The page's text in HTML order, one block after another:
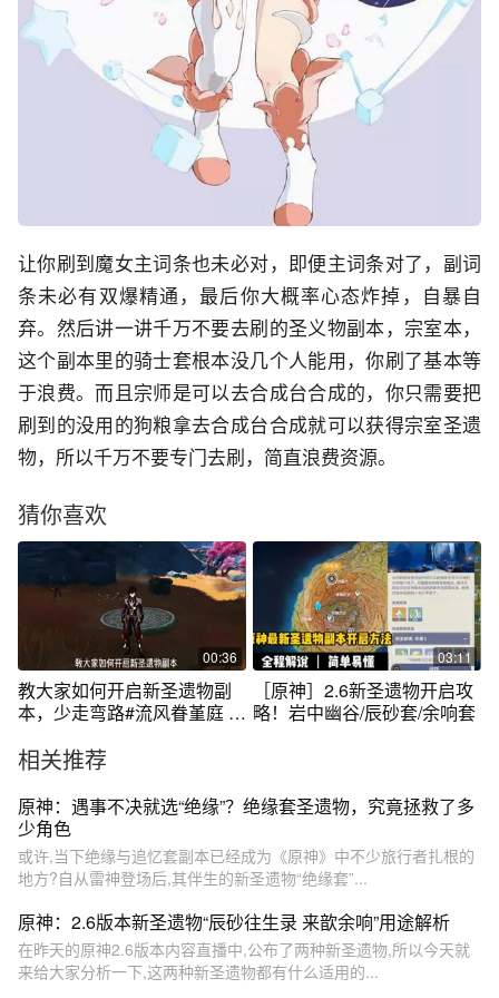
让你刷到魔女主词条也未必对，即便主词条对了，副词
条未必有双爆精通，最后你大概率心态炸掉，自暴自
弃。然后讲一讲千万不要去刷的圣义物副本，宗室本，
这个副本里的骑士套根本没几个人能用，你刷了基本等
于浪费。而且宗师是可以去合成台合成的，你只需要把
刷到的没用的狗粮拿去合成台合成就可以获得宗室圣遗
物，所以千万不要专门去刷，简直浪费资源。
猜你喜欢
00:36
教大家如何开启新圣遗物副
本，少走弯路#流风眷堇庭 #
03:11
［原神］2.6新圣遗物开启攻
略！岩中幽谷/辰砂套/余响套
相关推荐
原神：遇事不决就选“绝缘”？绝缘套圣遗物，究竟拯救了多
少角色
或许,当下绝缘与追忆套副本已经成为《原神》中不少旅行者扎根的
地方?自从雷神登场后,其伴生的新圣遗物“绝缘套”...
原神：2.6版本新圣遗物“辰砂往生录 来歆余响”用途解析
在昨天的原神2.6版本内容直播中,公布了两种新圣遗物,所以今天就
来给大家分析一下,这两种新圣遗物都有什么适用的...